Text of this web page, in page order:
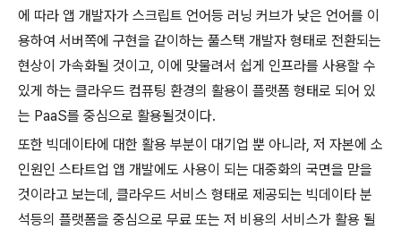
에 따라 앱 개발자가 스크립트 언어등 러닝 커브가 낮은 언어를 이
용하여 서버쪽에 구현을 같이하는 풀스택 개발자 형태로 전환되는
현상이 가속화될 것이고, 이에 맞물려서 쉽게 인프라를 사용할 수
있게 하는 클라우드 컴퓨팅 환경의 활용이 플랫폼 형태로 되어 있
는 PaaS를 중심으로 활용될것이다.
또한 빅데이타에 대한 활용 부분이 대기업 뿐 아니라, 저 자본에 소
인원인 스타트업 앱 개발에도 사용이 되는 대중화의 국면을 맏을
것이라고 보는데, 클라우드 서비스 형태로 제공되는 빅데이타 분
석등의 플랫폼을 중심으로 무료 또는 저 비용의 서비스가 활용 될